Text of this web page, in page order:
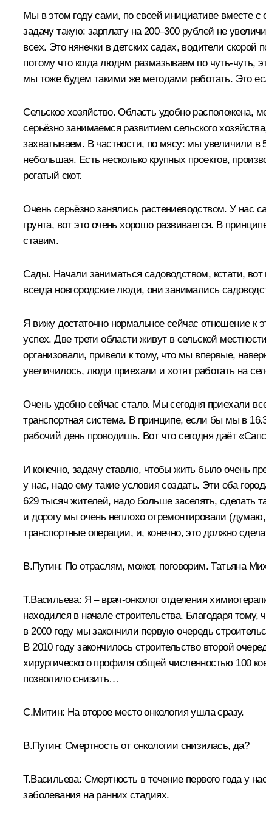
Мы в этом году сами, по своей инициативе вместе
задачу такую: зарплату на 200–300 рублей не
всех. Это нянечки в детских садах, водители
потому что когда людям размазываем по чуть-
мы тоже будем такими же методами работать. Это
Сельское хозяйство. Область удобно расположена,
серьёзно занимаемся развитием сельского
захватываем. В частности, по мясу: мы увеличили в
небольшая. Есть несколько крупных проектов,
рогатый скот.
Очень серьёзно занялись растениеводством. У нас
грунта, вот это очень хорошо развивается. В
ставим.
Сады. Начали заниматься садоводством, кстати,
всегда новгородские люди, они занимались
Я вижу достаточно нормальное сейчас отношение
успех. Две трети области живут в сельской
организовали, привели к тому, что мы впервые,
увеличилось, люди приехали и хотят работать на
Очень удобно сейчас стало. Мы сегодня приехали
транспортная система. В принципе, если бы мы в
рабочий день проводишь. Вот что сегодня даёт
И конечно, задачу ставлю, чтобы жить было очень
у нас, надо ему такие условия создать. Эти оба
629 тысяч жителей, надо больше заселять, сделать
и дорогу мы очень неплохо отремонтировали
транспортные операции, и, конечно, это должно
В.Путин: По отраслям, может, поговорим. Татьяна
Т.Васильева: Я – врач-онколог отделения
находился в начале строительства. Благодаря
в 2000 году мы закончили первую очередь
В 2010 году закончилось строительство второй
хирургического профиля общей численностью 100
позволило снизить…
С.Митин: На второе место онкология ушла сразу.
В.Путин: Смертность от онкологии снизилась, да?
Т.Васильева: Смертность в течение первого года у
заболевания на ранних стадиях.